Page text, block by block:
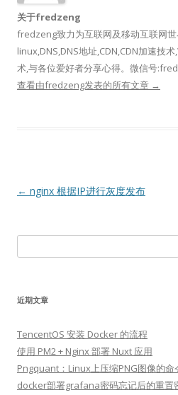
关于fredzeng
fredzeng致力为互联网及移动互联网
linux,DNS,DNS地址,CDN,CDN加速技
术,与各位爱好者分享心得。微信号
查看由fredzeng发表的所有文章 →
文
← nginx 根据IP进行灰度发布
索：
近期文章
TencentOS 安装 Docker 的流程
使用 PM2 + Nginx 部署 Nuxt 应用
Pngquant：Linux上压缩PNG图像的命
docker部署grafana密码忘记后的重置